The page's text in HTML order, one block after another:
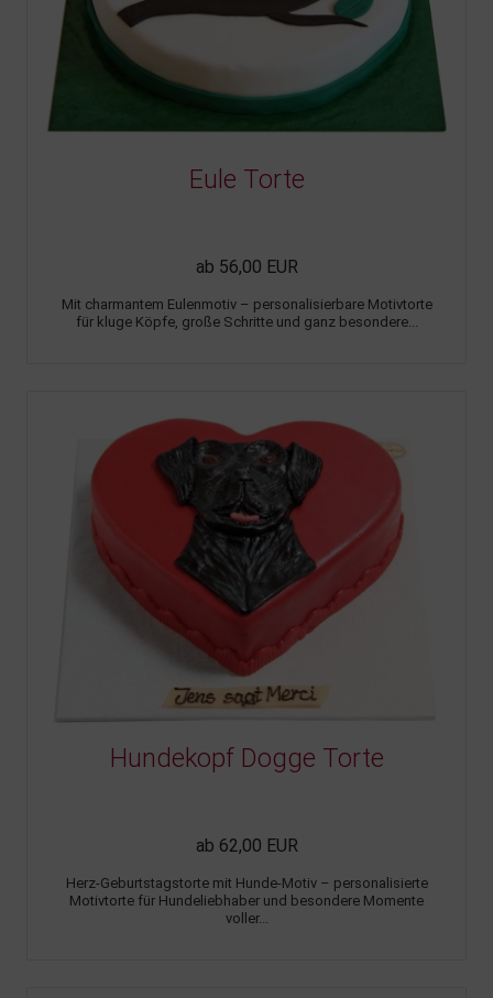
Eule Torte
ab 56,00 EUR
Mit charmantem Eulenmotiv – personalisierbare Motivtorte
für kluge Köpfe, große Schritte und ganz besondere...
Hundekopf Dogge Torte
ab 62,00 EUR
Herz-Geburtstagstorte mit Hunde-Motiv – personalisierte
Motivtorte für Hundeliebhaber und besondere Momente
voller...